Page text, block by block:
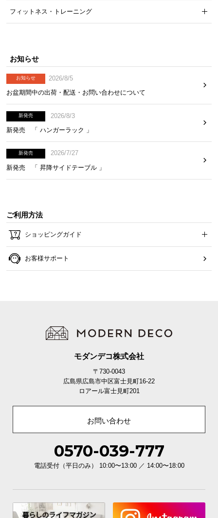
フィットネス・トレーニング
お知らせ
お知らせ
2026/8/5
お盆期間中の出荷・配送・お問い合わせについて
新発売
2026/8/3
新発売 「 ハンガーラック 」
新発売
2026/7/27
新発売 「 昇降サイドテーブル 」
ご利用方法
ショッピングガイド
お客様サポート
モダンデコ株式会社
〒730-0043
広島県広島市中区富士見町16-22
ロアール富士見町201
お問い合わせ
0570-039-777
電話受付（平日のみ） 10:00〜13:00 ／ 14:00〜18:00